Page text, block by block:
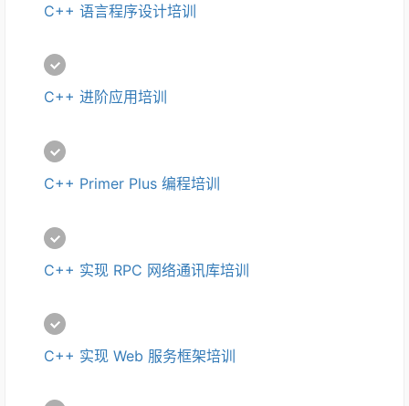
C++ 语言程序设计培训
C++ 进阶应用培训
C++ Primer Plus 编程培训
C++ 实现 RPC 网络通讯库培训
C++ 实现 Web 服务框架培训